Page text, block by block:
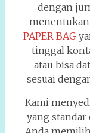
dengan
PAPER BAG
tinggal
atau bisa
sesuai
Kami
yang standar